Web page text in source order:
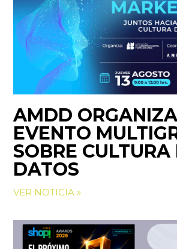
AMDD ORGANIZA
EVENTO
SOBRE CULTURA
DATOS
VER NOTICIA »